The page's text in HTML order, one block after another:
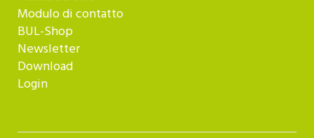
Modulo di contatto
BUL-Shop
Newsletter
Download
Login